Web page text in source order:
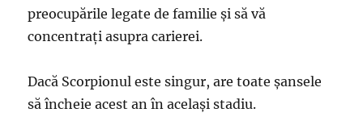
preocupările legate de familie şi să vă
concentraţi asupra carierei.
Dacă Scorpionul este singur, are toate şansele
să încheie acest an în acelaşi stadiu.